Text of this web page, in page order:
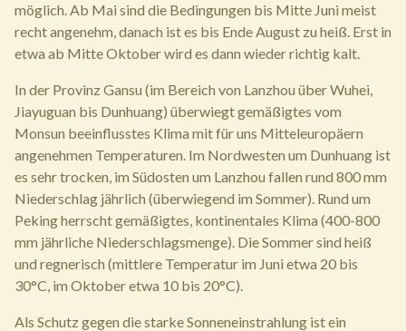
möglich. Ab Mai sind die Bedingungen bis Mitte Juni meist
recht angenehm, danach ist es bis Ende August zu heiß. Erst in
etwa ab Mitte Oktober wird es dann wieder richtig kalt.
In der Provinz Gansu (im Bereich von Lanzhou über Wuhei,
Jiayuguan bis Dunhuang) überwiegt gemäßigtes vom
Monsun beeinflusstes Klima mit für uns Mitteleuropäern
angenehmen Temperaturen. Im Nordwesten um Dunhuang ist
es sehr trocken, im Südosten um Lanzhou fallen rund 800 mm
Niederschlag jährlich (überwiegend im Sommer). Rund um
Peking herrscht gemäßigtes, kontinentales Klima (400-800
mm jährliche Niederschlagsmenge). Die Sommer sind heiß
und regnerisch (mittlere Temperatur im Juni etwa 20 bis
30°C, im Oktober etwa 10 bis 20°C).
Als Schutz gegen die starke Sonneneinstrahlung ist ein